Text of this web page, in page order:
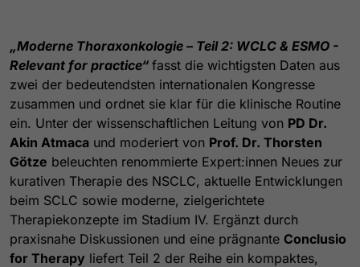
„Moderne Thoraxonkologie – Teil 2: WCLC & ESMO -
Relevant for practice“ fasst die wichtigsten Daten aus
zwei der bedeutendsten internationalen Kongresse
zusammen und ordnet sie klar für die klinische Routine
ein. Unter der wissenschaftlichen Leitung von PD Dr.
Akin Atmaca und moderiert von Prof. Dr. Thorsten
Götze beleuchten renommierte Expert:innen Neues zur
kurativen Therapie des NSCLC, aktuelle Entwicklungen
beim SCLC sowie moderne, zielgerichtete
Therapiekonzepte im Stadium IV. Ergänzt durch
praxisnahe Diskussionen und eine prägnante Conclusio
for Therapy liefert Teil 2 der Reihe ein kompaktes,